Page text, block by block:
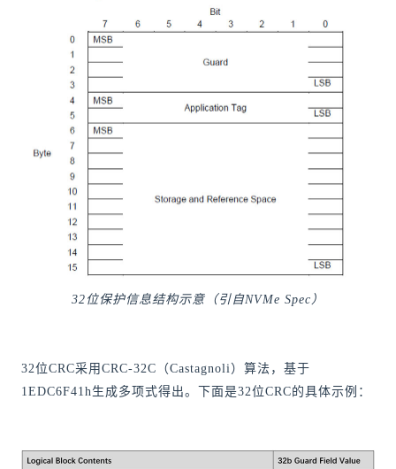
32位保护信息结构示意（引自NVMe Spec）
32位CRC采用CRC-32C（Castagnoli）算法，基于
1EDC6F41h生成多项式得出。下面是32位CRC的具体示例：